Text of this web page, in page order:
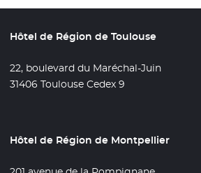
Hôtel de Région de Toulouse
22, boulevard du Maréchal-Juin
31406 Toulouse Cedex 9
Hôtel de Région de Montpellier